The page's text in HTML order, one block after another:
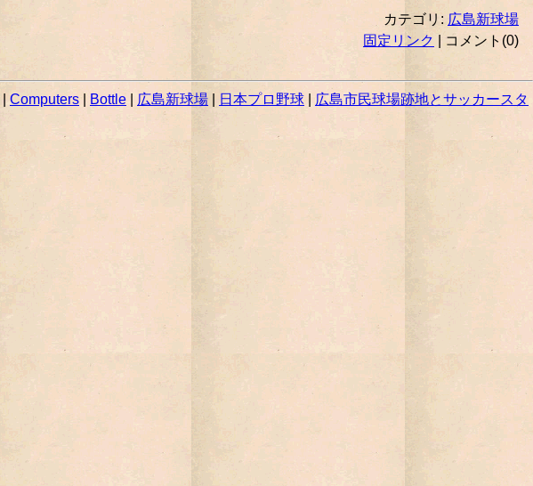
カテゴリ: 広島新球場
固定リンク
| コメント(0)
Computers Bottle 広島新球場 日本プロ野球
広島市民球場跡地とサッカースタ